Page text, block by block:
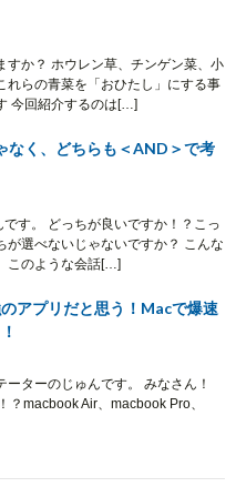
すか？ ホウレン草、チンゲン菜、小
れらの青菜を「おひたし」にする事
今回紹介するのは[…]
なく、どちらも＜AND＞で考
す。 どっちが良いですか！？こっ
が選べないじゃないですか？ こんな
このような会話[…]
アプリだと思う！Macで爆速
ーターのじゅんです。 みなさん！
？macbook Air、macbook Pro、